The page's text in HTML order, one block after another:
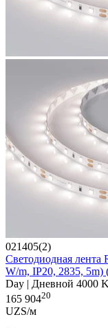
021405(2)
Светодиодная лента
W/m, IP20, 2835,
Day | Дневной 4000 K
165 90420
UZS/м